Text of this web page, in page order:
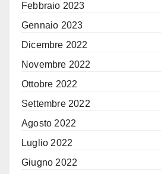
Febbraio 2023
Gennaio 2023
Dicembre 2022
Novembre 2022
Ottobre 2022
Settembre 2022
Agosto 2022
Luglio 2022
Giugno 2022